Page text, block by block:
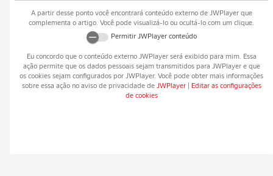
A partir desse ponto você encontrará conteúdo externo de JWPlayerque
complementa o artigo. Você pode visualizá-lo ou ocultá-lo com um clique.
Permitir JWPlayerconteúdo
Eu concordo que o conteúdo externo JWPlayerserá exibido para mim. Essa
ação permite que os dados pessoais sejam transmitidos para JWPlayere que
os cookies sejam configurados por JWPlayer. Você pode obter mais informações
sobre essa ação no aviso de privacidade de JWPlayer
Editar as configurações
de cookies